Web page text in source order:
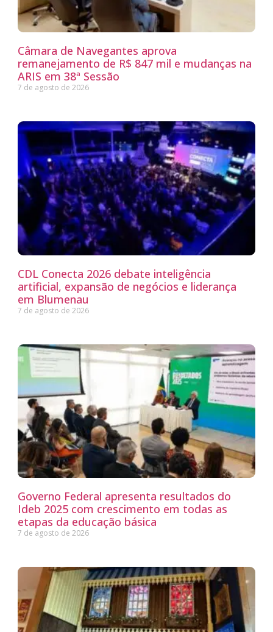
Câmara de Navegantes aprova
remanejamento de R$ 847 mil e mudanças na
ARIS em 38ª Sessão
7 de agosto de 2026
CDL Conecta 2026 debate inteligência
artificial, expansão de negócios e liderança
em Blumenau
7 de agosto de 2026
Governo Federal apresenta resultados do
Ideb 2025 com crescimento em todas as
etapas da educação básica
7 de agosto de 2026